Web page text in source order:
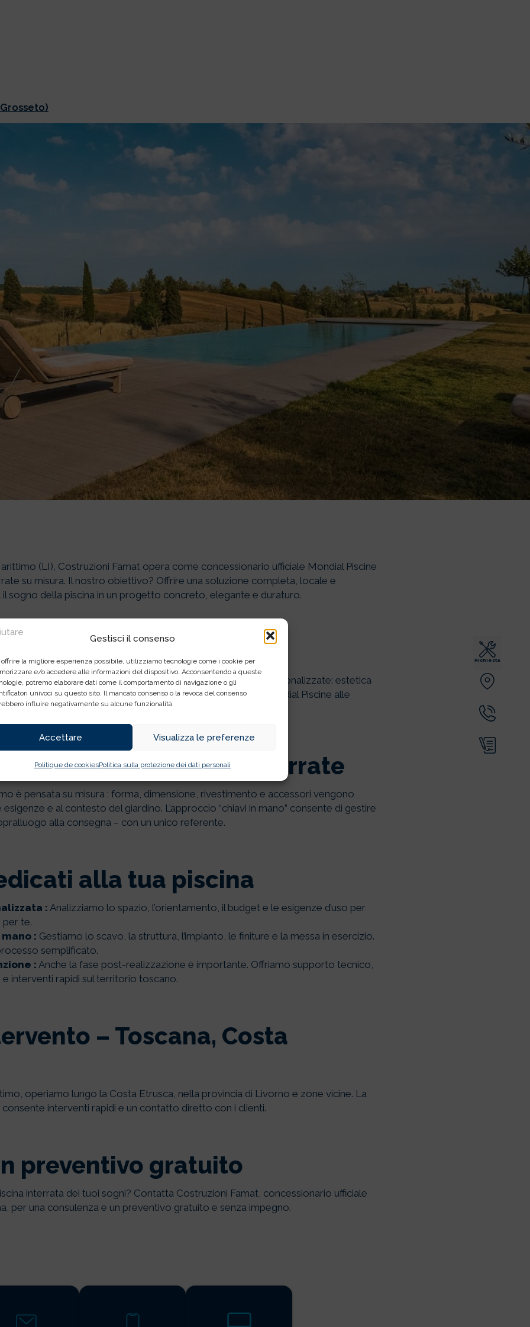
Gestisci il consenso
offrire la migliore esperienza possibile, utilizziamo tecnologie come i cookie per
e/o accedere alle informazioni del dispositivo. Acconsentendo a queste
potremo elaborare dati come il comportamento di navigazione o gli
univoci su questo sito. Il mancato consenso o la revoca del consenso
influire negativamente su alcune funzionalità.
Accettare Visualizza le preferenze
Politique de cookiesPolitica sulla protezione dei dati personali
Richiesta
PISCINE
LA TUA
IN
(LI), Costruzioni Famat opera come concessionario ufficiale Mondial Piscine
su misura. Il nostro obiettivo? Offrire una soluzione completa, locale e
sogno della piscina in un progetto concreto, elegante e duraturo.
che da anni si dedica alla realizzazione di piscine interrate personalizzate: estetica
e attenzione al dettaglio sono i nostri punti-forte. Con Mondial Piscine alle
elevati e un servizio locale affidabile.
per piscine interrate
è pensata su misura : forma, dimensione, rivestimento e accessori vengono
e al contesto del giardino. L’approccio “chiavi in mano” consente di gestire
alla consegna – con un unico referente.
alla tua piscina
: Analizziamo lo spazio, l’orientamento, il budget e le esigenze d’uso per
per te.
: Gestiamo lo scavo, la struttura, l’impianto, le finiture e la messa in esercizio.
semplificato.
: Anche la fase post-realizzazione è importante. Offriamo supporto tecnico,
interventi rapidi sul territorio toscano.
– Toscana, Costa
operiamo lungo la Costa Etrusca, nella provincia di Livorno e zone vicine. La
interventi rapidi e un contatto diretto con i clienti.
preventivo gratuito
interrata dei tuoi sogni? Contatta Costruzioni Famat, concessionario ufficiale
per una consulenza e un preventivo gratuito e senza impegno.